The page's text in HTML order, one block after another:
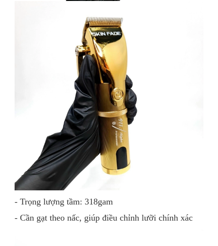
- Trọng lượng tầm: 318gam
- Cần gạt theo nấc, giúp điều chỉnh lưỡi chính xác